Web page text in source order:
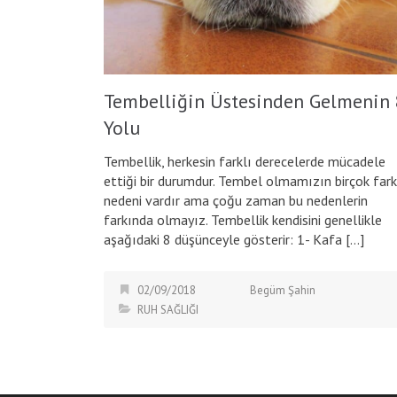
Tembelliğin Üstesinden Gelmenin
Yolu
Tembellik, herkesin farklı derecelerde mücadele
ettiği bir durumdur. Tembel olmamızın birçok
nedeni vardır ama çoğu zaman bu nedenlerin
farkında olmayız. Tembellik kendisini genellikle
aşağıdaki 8 düşünceyle gösterir: 1- Kafa […]
02/09/2018
Begüm Şahin
RUH SAĞLIĞI